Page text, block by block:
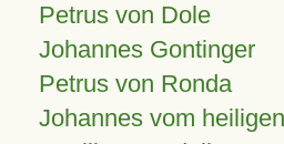
Petrus von Dole
Johannes Gontinger
Petrus von Ronda
Johannes vom